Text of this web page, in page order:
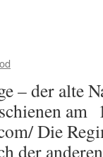
– der alte
am
Die
der